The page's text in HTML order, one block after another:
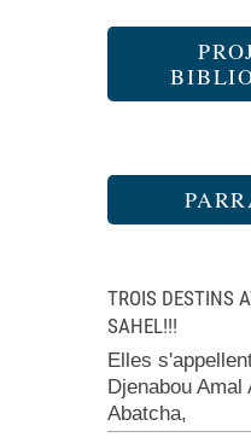
TROIS DESTINS
SAHEL!!!
Elles
Djenabou Amal
Abatcha,